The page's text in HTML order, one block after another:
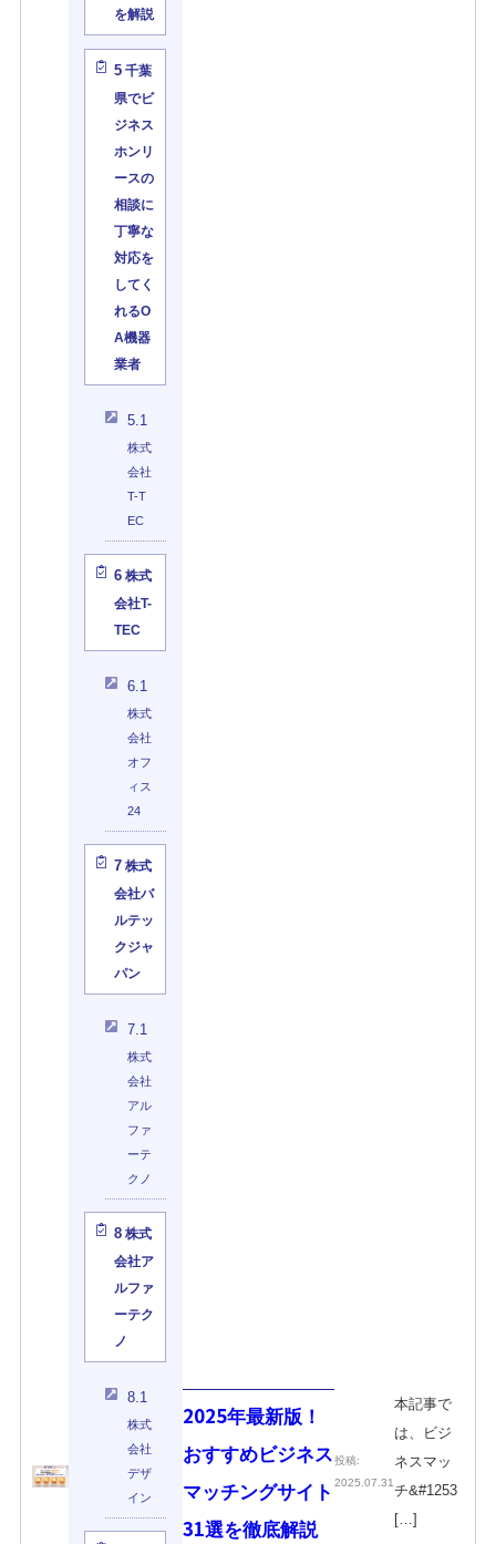
を解説
5千葉
県でビ
ジネス
ホンリ
ースの
相談に
丁寧な
対応を
してく
れるO
A機器
業者
5.1
株式
会社
T-T
EC
6株式
会社T-
TEC
6.1
株式
会社
オフ
ィス
24
7株式
会社バ
ルテッ
クジャ
パン
7.1
株式
会社
アル
ファ
ーテ
クノ
8株式
会社ア
ルファ
ーテク
ノ
8.1
株式
会社
デザ
イン
2025年最新版！
おすすめビジネス
マッチングサイト
31選を徹底解説
投稿:
2025.07.31
本記事で
は、ビジ
ネスマッ
チ&#1253
[…]